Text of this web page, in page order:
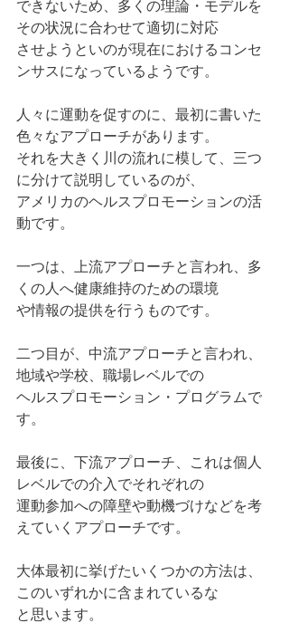
できないため、多くの理論・モデルを
その状況に合わせて適切に対応
させようといのが現在におけるコンセ
ンサスになっているようです。
人々に運動を促すのに、最初に書いた
色々なアプローチがあります。
それを大きく川の流れに模して、三つ
に分けて説明しているのが、
アメリカのヘルスプロモーションの活
動です。
一つは、上流アプローチと言われ、多
くの人へ健康維持のための環境
や情報の提供を行うものです。
二つ目が、中流アプローチと言われ、
地域や学校、職場レベルでの
ヘルスプロモーション・プログラムで
す。
最後に、下流アプローチ、これは個人
レベルでの介入でそれぞれの
運動参加への障壁や動機づけなどを考
えていくアプローチです。
大体最初に挙げたいくつかの方法は、
このいずれかに含まれているな
と思います。